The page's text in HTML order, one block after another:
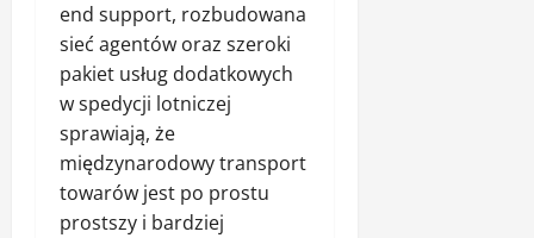
end support, rozbudowana
sieć agentów oraz szeroki
pakiet usług dodatkowych
w spedycji lotniczej
sprawiają, że
międzynarodowy transport
towarów jest po prostu
prostszy i bardziej